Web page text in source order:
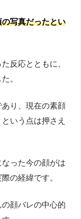
写真だったとい
反応とともに、
。
り、現在の素顔
いう点は押さえ
った今の顔がは
の経緯です。
顔バレの中心的